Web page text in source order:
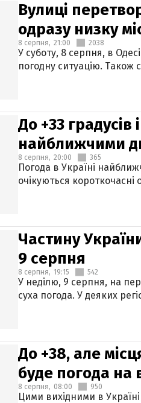
Вулиці
одразу низку
8 серпня, 21:00 2038
У суботу, 8 серпня, в
погодну ситуацію. Також
До +33
найближчими
8 серпня, 20:00 365
Погода в Україні
очікуються короткочасні
Частину
9 серпня
8 серпня, 19:15 542
У неділю, 9 серпня, на
суха погода. У деяких
До +38, але
буде погода на
8 серпня, 08:00 950
Цими вихідними в